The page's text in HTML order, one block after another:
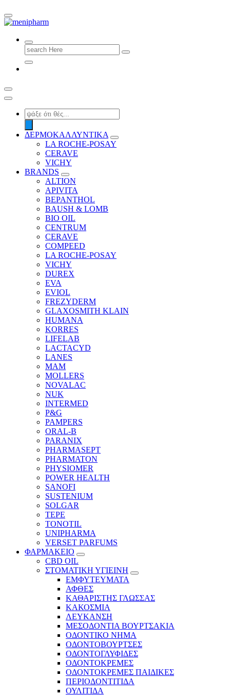
shop 2 easily
Search
for:
Products
search
ΔΕΡΜΟΚΑΛΛΥΝΤΙΚΑ
LA ROCHE-POSAY
CERAVE
VICHY
BRANDS
ALTION
APIVITA
BEPANTHOL
BAUSH & LOMB
BIO OIL
CENTRUM
CERAVE
COMPEED
LA ROCHE-POSAY
VICHY
DUREX
EVA
EVIOL
FREZYDERM
GLAXOSMITH KLAIN
HUMANA
KORRES
LIFELAB
LACTACYD
LANES
MAM
MOLLERS
NOVALAC
NUK
INTERMED
P&G
PAMPERS
ORAL-B
PARANIX
PHARMASEPT
PHARMATON
PHYSIOMER
POWER HEALTH
SANOFI
SUSTENIUM
SOLGAR
TEPE
TONOTIL
UNIPHARMA
VERSET PARFUMS
ΦΑΡΜΑΚΕΙΟ
CBD OIL
ΣΤΟΜΑΤΙΚΗ ΥΓΙΕΙΝΗ
ΕΜΦΥΤΕΥΜΑΤΑ
ΑΦΘΕΣ
ΚΑΘΑΡΙΣΤΗΣ ΓΛΩΣΣΑΣ
ΚΑΚΟΣΜΙΑ
ΛΕΥΚΑΝΣΗ
ΜΕΣΟΔΟΝΤΙΑ ΒΟΥΡΤΣΑΚΙΑ
ΟΔΟΝΤΙΚΟ ΝΗΜΑ
ΟΔΟΝΤΟΒΟΥΡΤΣΕΣ
ΟΔΟΝΤΟΓΛΥΦΙΔΕΣ
ΟΔΟΝΤΟΚΡΕΜΕΣ
ΟΔΟΝΤΟΚΡΕΜΕΣ ΠΑΙΔΙΚΕΣ
ΠΕΡΙΟΔΟΝΤΙΤΙΔΑ
ΟΥΛΙΤΙΔΑ